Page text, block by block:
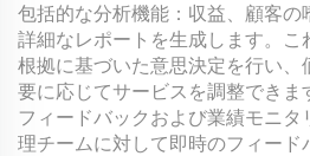
包括的な分析機能：収益、顧客の
詳細なレポートを生成します。こ
根拠に基づいた意思決定を行い、
要に応じてサービスを調整できま
フィードバックおよび業績モニ
理チームに対して即時のフィード